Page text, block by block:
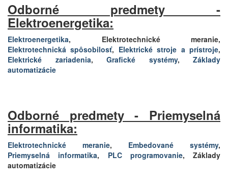
Odborné predmety -
Elektroenergetika:
Elektroenergetika, Elektrotechnické meranie,
Elektrotechnická spôsobilosť, Elektrické stroje a prístroje,
Elektrické zariadenia, Grafické systémy, Základy
automatizácie
Odborné predmety - Priemyselná
informatika:
Elektrotechnické meranie, Embedované systémy,
Priemyselná informatika, PLC programovanie, Základy
automatizácie